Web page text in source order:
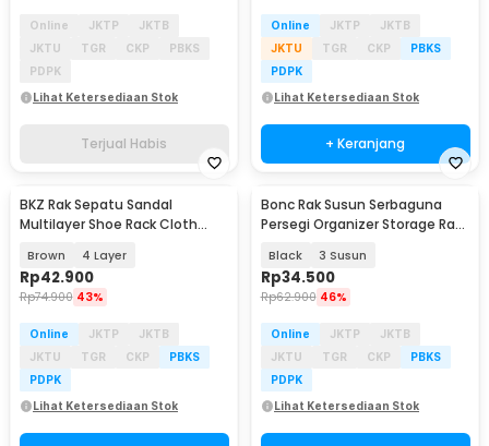
Online JKTP
JKTB
JKTU
TGR CKP
PBKS
PDPK
Lihat Ketersediaan Stok
Terjual Habis
Online JKTP
JKTB
JKTU
TGR CKP
PBKS
PDPK
Lihat Ketersediaan Stok
+ Keranjang
BKZ Rak Sepatu Sandal
Multilayer Shoe Rack Cloth
Brown 4 Layer
Rp42.900
Rp74.900 43%
Online JKTP
JKTB
JKTU
TGR CKP
PBKS
PDPK
Lihat Ketersediaan Stok
Baru
Bonc Rak Susun Serbaguna
Persegi Organizer Storage Rack
Black 3 Susun
Rp34.500
Rp62.900 46%
Online JKTP
JKTB
JKTU
TGR CKP
PBKS
PDPK
Lihat Ketersediaan Stok